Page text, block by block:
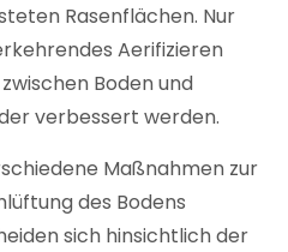
Rasenflächen. Nur
Aerifizieren
Boden und
verbessert werden.
Maßnahmen zur
des Bodens
sich hinsichtlich der